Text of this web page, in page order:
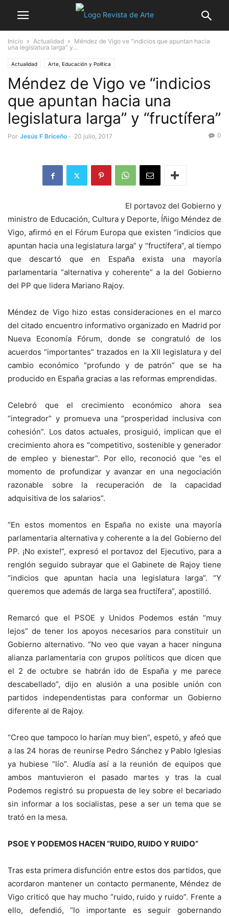
Inicio Actualidad
Méndez de Vigo ve “indicios que apuntan hacia
una legislatura larga” y...
Actualidad Arte, Educación y Política
Méndez de Vigo ve “indicios
que apuntan hacia una
legislatura larga” y “fructífera”
Por Jesús F Briceño - 20 julio, 2017 0
El portavoz del Gobierno y
ministro de Educación, Cultura y Deporte, Íñigo Méndez de
Vigo, afirmó en el Fórum Europa que existen “indicios que
apuntan hacia una legislatura larga” y “fructífera”, al tiempo
que descartó que en España exista una mayoría
parlamentaria “alternativa y coherente” a la del Gobierno
del PP que lidera Mariano Rajoy.
Méndez de Vigo hizo estas consideraciones en el marco
del citado encuentro informativo organizado en Madrid por
Nueva Economía Fórum, donde se congratuló de los
acuerdos “importantes” trazados en la XII legislatura y del
cambio económico “profundo y de patrón” que se ha
producido en España gracias a las reformas emprendidas.
Celebró que el crecimiento económico ahora sea
“integrador” y promueva una “prosperidad inclusiva con
cohesión”. Los datos actuales, prosiguió, implican que el
crecimiento ahora es “competitivo, sostenible y generador
de empleo y bienestar”. Por ello, reconoció que “es el
momento de profundizar y avanzar en una negociación
razonable sobre la recuperación de la capacidad
adquisitiva de los salarios”.
“En estos momentos en España no existe una mayoría
parlamentaria alternativa y coherente a la del Gobierno del
PP. ¡No existe!”, expresó el portavoz del Ejecutivo, para a
renglón seguido subrayar que el Gabinete de Rajoy tiene
“indicios que apuntan hacia una legislatura larga”. “Y
queremos que además de larga sea fructífera”, apostilló.
Remarcó que el PSOE y Unidos Podemos están “muy
lejos” de tener los apoyos necesarios para constituir un
Gobierno alternativo. “No veo que vayan a hacer ninguna
alianza parlamentaria con grupos políticos que dicen que
el 2 de octubre se habrán ido de España y me parece
descabellado”, dijo en alusión a una posible unión con
partidos independentistas para conformar un Gobierno
diferente al de Rajoy.
“Creo que tampoco lo harían muy bien”, espetó, y afeó que
a las 24 horas de reunirse Pedro Sánchez y Pablo Iglesias
ya hubiese “lío”. Aludía así a la reunión de equipos que
ambos mantuvieron el pasado martes y tras la cual
Podemos registró su propuesta de ley sobre el becariado
sin informar a los socialistas, pese a ser un tema que se
trató en la mesa.
PSOE Y PODEMOS HACEN “RUIDO, RUIDO Y RUIDO”
Tras esta primera disfunción entre estos dos partidos, que
acordaron mantener un contacto permanente, Méndez de
Vigo criticó que hay mucho “ruido, ruido y ruido”. Frente a
ello, defendió, “lo importante es seguir gobernando